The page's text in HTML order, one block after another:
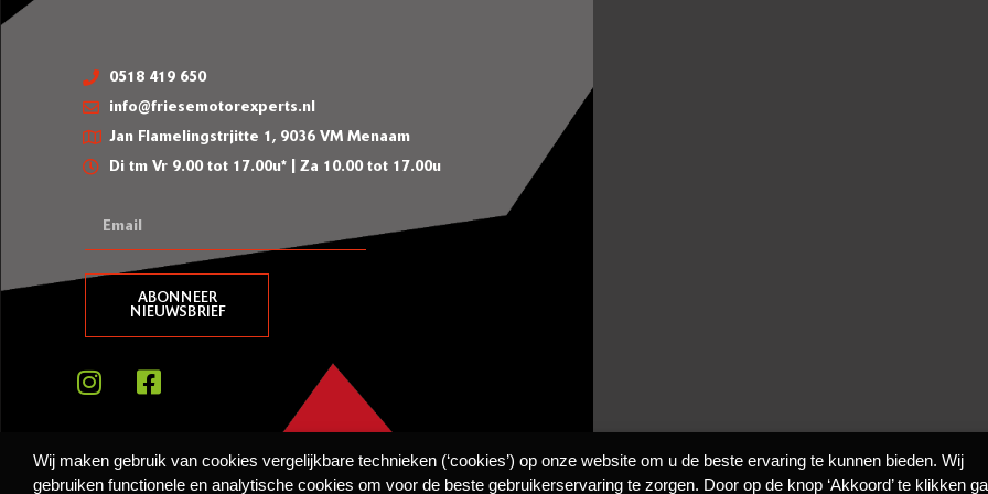
0518 419 650
info@friesemotorexperts.nl
Jan Flamelingstrjitte 1, 9036 VM Menaam
Di tm Vr 9.00 tot 17.00u* | Za 10.00 tot 17.00u
ABONNEER
NIEUWSBRIEF
Wij maken gebruik van cookies vergelijkbare technieken (‘cookies’) op onze website om u de beste ervaring te kunnen bieden. Wij
gebruiken functionele en analytische cookies om voor de beste gebruikerservaring te zorgen. Door op de knop ‘Akkoord’ te klikken